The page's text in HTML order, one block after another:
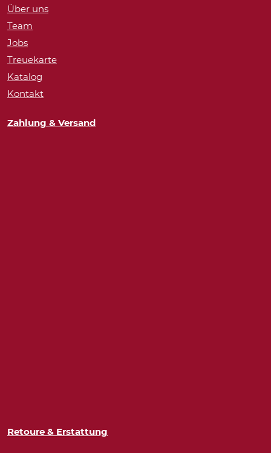
Über uns
Team
Jobs
Treuekarte
Katalog
Kontakt
Zahlung & Versand
Retoure & Erstattung